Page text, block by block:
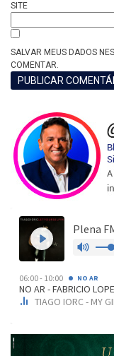
SITE
SALVAR MEUS DADOS
COMENTAR.